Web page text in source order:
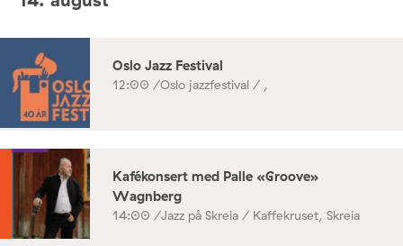
Oslo Jazz Festival
12:00 /Oslo jazzfestival / ,
Kafékonsert med Palle «Groove»
Wagnberg
14:00 /Jazz på Skreia / Kaffekruset, Skreia